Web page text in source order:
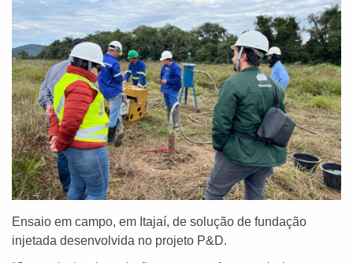
Ensaio em campo, em Itajaí, de solução de fundação
injetada desenvolvida no projeto P&D.